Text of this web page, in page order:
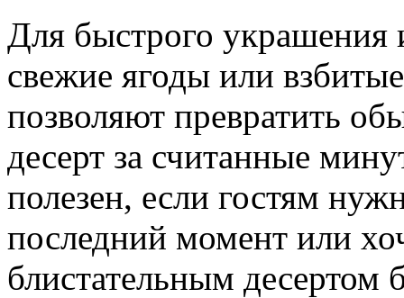
Для быстрого украшения
свежие ягоды или
позволяют превратить
десерт за считанные
полезен, если гостям
последний момент или
блистательным десертом